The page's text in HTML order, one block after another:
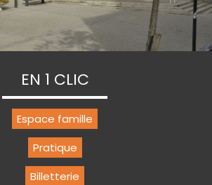
EN 1 CLIC
Espace famille
Pratique
Billetterie